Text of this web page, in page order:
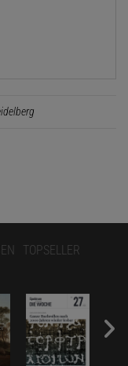
TOPSELLER